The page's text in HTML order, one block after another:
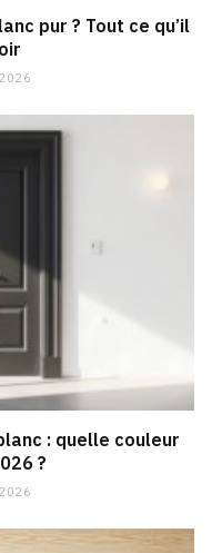
pur ? Tout ce qu’il
: quelle couleur
?